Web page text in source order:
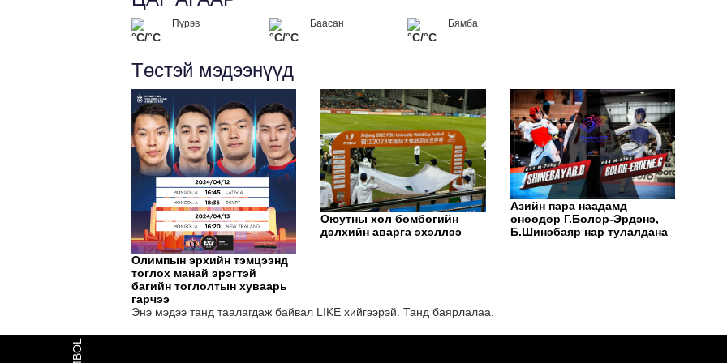
Пүрэв
°C/°C
Баасан
°C/°C
Бямба
°C/°C
Төстэй мэдээнүүд
Олимпын эрхийн тэмцээнд
тоглох манай эрэгтэй
багийн тоглолтын хуваарь
гарчээ
Оюутны хөл бөмбөгийн
дэлхийн аварга эхэллээ
Азийн пара наадамд
өнөөдөр Г.Болор-Эрдэнэ,
Б.Шинэбаяр нар тулалдана
Энэ мэдээ танд таалагдаж байвал LIKE хийгээрэй. Танд баярлалаа.